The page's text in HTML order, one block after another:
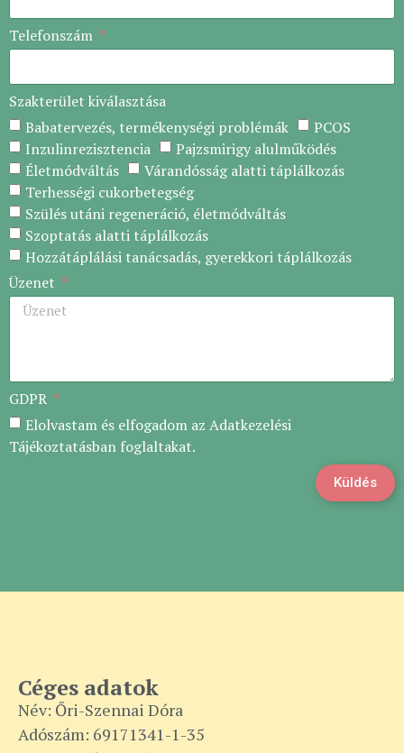
Telefonszám
Szakterület kiválasztása
Babatervezés, termékenységi problémák
PCOS
Inzulinrezisztencia
Pajzsmirigy alulműködés
Életmódváltás
Várandósság alatti táplálkozás
Terhességi cukorbetegség
Szülés utáni regeneráció, életmódváltás
Szoptatás alatti táplálkozás
Hozzátáplálási tanácsadás, gyerekkori táplálkozás
Üzenet
GDPR
Elolvastam és elfogadom az Adatkezelési
Tájékoztatásban foglaltakat.
Küldés
Céges adatok
Név: Őri-Szennai Dóra
Adószám: 69171341-1-35